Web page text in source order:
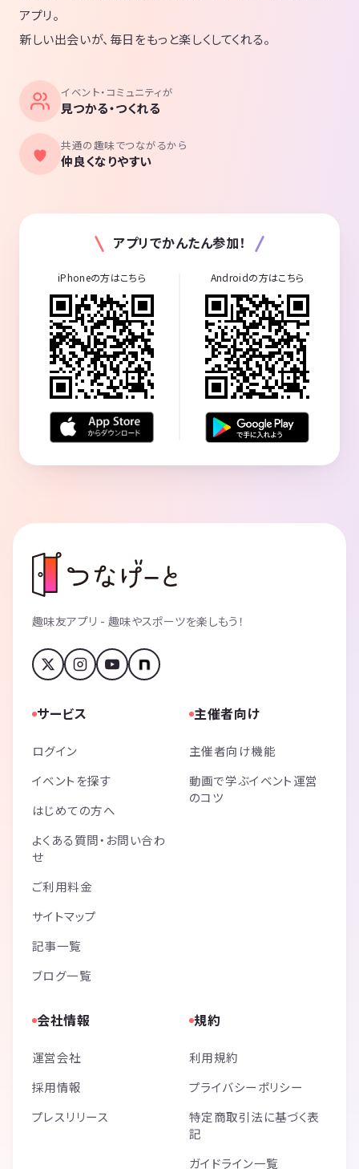
アプリ。
新しい出会いが、毎日をもっと楽しくしてくれる。
イベント・コミュニティが
見つかる・つくれる
共通の趣味でつながるから
仲良くなりやすい
アプリでかんたん参加！
iPhoneの方はこちら Androidの方はこちら
趣味友アプリ - 趣味やスポーツを楽しもう！
サービス
ログイン
イベントを探す
はじめての方へ
よくある質問・お問い合わ
せ
ご利用料金
サイトマップ
記事一覧
ブログ一覧
主催者向け
主催者向け機能
動画で学ぶイベント運営
のコツ
会社情報
運営会社
採用情報
プレスリリース
規約
利用規約
プライバシーポリシー
特定商取引法に基づく表
記
ガイドライン一覧